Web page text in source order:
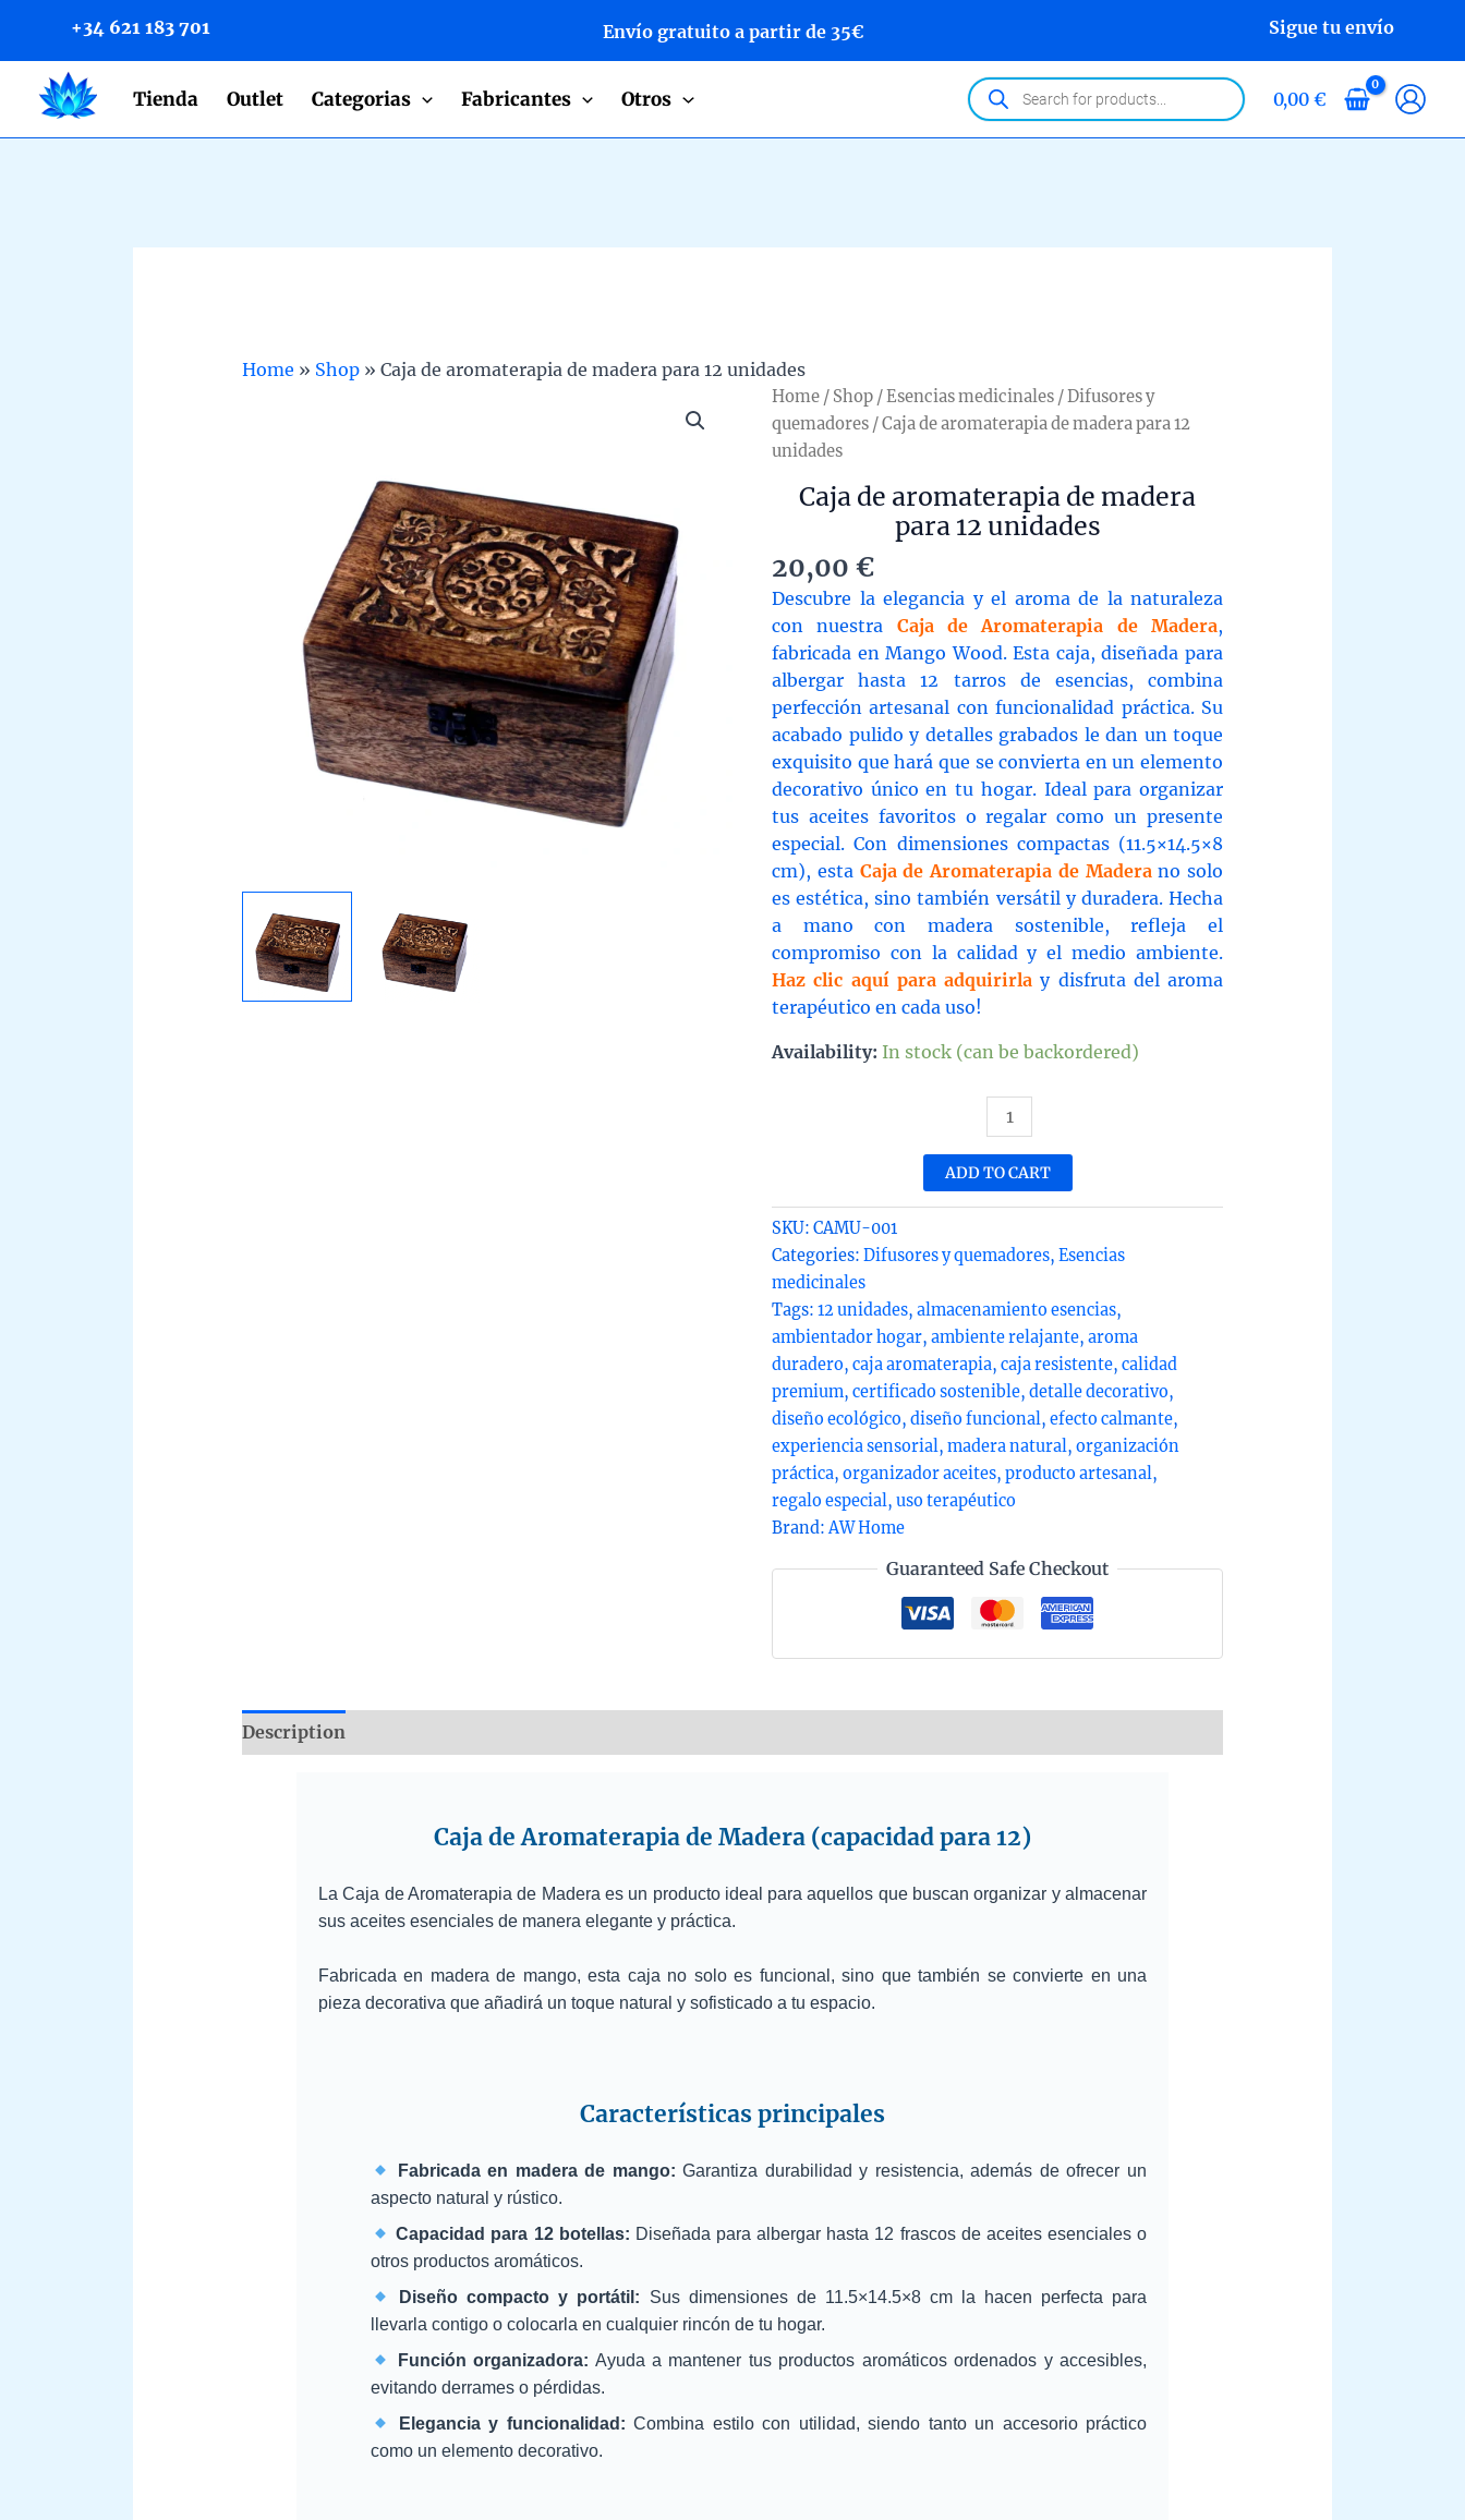
+34 621 183 701 Envío gratuito a partir de 35€ Sigue tu envío
Tienda Outlet Categorias Fabricantes Otros
Products
search
0,00 €
Home » Shop » Caja de aromaterapia de madera para 12 unidades
Home / Shop /Esencias medicinales /Difusores y
quemadores / Caja de aromaterapia de madera para 12
unidades
Caja de aromaterapia de madera
para 12 unidades
20,00 €
Descubre la elegancia y el aroma de la naturaleza
con nuestra Caja de Aromaterapia de Madera,
fabricada en Mango Wood. Esta caja, diseñada para
albergar hasta 12 tarros de esencias, combina
perfección artesanal con funcionalidad práctica. Su
acabado pulido y detalles grabados le dan un toque
exquisito que hará que se convierta en un elemento
decorativo único en tu hogar. Ideal para organizar
tus aceites favoritos o regalar como un presente
especial. Con dimensiones compactas (11.5×14.5×8
cm), esta Caja de Aromaterapia de Maderano solo
es estética, sino también versátil y duradera. Hecha
a mano con madera sostenible, refleja el
compromiso con la calidad y el medio ambiente.
Haz clic aquí para adquirirla y disfruta del aroma
terapéutico en cada uso!
Availability: In stock (can be backordered)
aromaterapia
de
12
unidades
quantity
ADD TO CART
SKU: CAMU-001
Categories: Difusores y quemadores, Esencias
medicinales
Tags: 12 unidades, almacenamiento esencias,
ambientador hogar, ambiente relajante, aroma
duradero, caja aromaterapia, caja resistente, calidad
premium, certificado sostenible, detalle decorativo,
diseño ecológico, diseño funcional, efecto calmante,
experiencia sensorial, madera natural, organización
práctica, organizador aceites, producto artesanal,
regalo especial, uso terapéutico
Brand:AW Home
Guaranteed Safe Checkout
Description
Caja de Aromaterapia de Madera (capacidad para 12)
La Caja de Aromaterapia de Madera es un producto ideal para aquellos que buscan organizar y almacenar
sus aceites esenciales de manera elegante y práctica.
Fabricada en madera de mango, esta caja no solo es funcional, sino que también se convierte en una
pieza decorativa que añadirá un toque natural y sofisticado a tu espacio.
Características principales
Fabricada en madera de mango: Garantiza durabilidad y resistencia, además de ofrecer un
aspecto natural y rústico.
Capacidad para 12 botellas: Diseñada para albergar hasta 12 frascos de aceites esenciales o
otros productos aromáticos.
Diseño compacto y portátil: Sus dimensiones de 11.5×14.5×8 cm la hacen perfecta para
llevarla contigo o colocarla en cualquier rincón de tu hogar.
Función organizadora: Ayuda a mantener tus productos aromáticos ordenados y accesibles,
evitando derrames o pérdidas.
Elegancia y funcionalidad: Combina estilo con utilidad, siendo tanto un accesorio práctico
como un elemento decorativo.